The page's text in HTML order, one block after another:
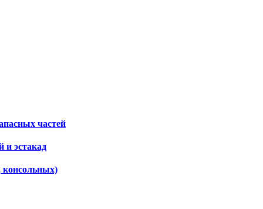
частей
и эстакад
консольных)